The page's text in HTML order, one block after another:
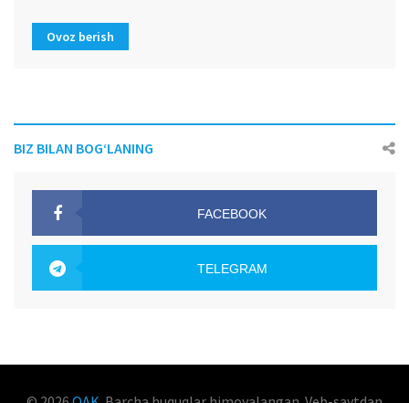
Ovoz berish
BIZ BILAN BOG‘LANING
FACEBOOK
TELEGRAM